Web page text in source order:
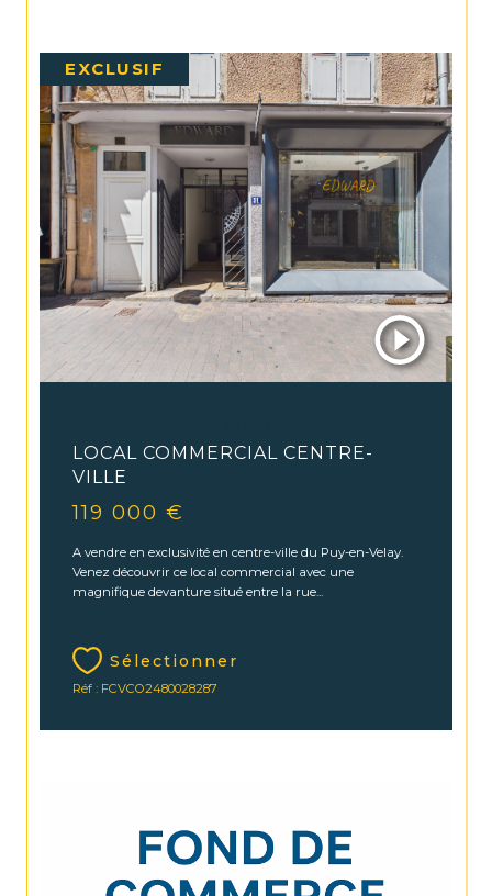
LOCAL COMMERCIAL CENTRE-
VILLE
119 000 €
A vendre en exclusivité en centre-ville du Puy-en-Velay.
Venez découvrir ce local commercial avec une
magnifique devanture situé entre la rue...
Sélectionner
Réf : FCVCO2480028287
EXCLUSIF